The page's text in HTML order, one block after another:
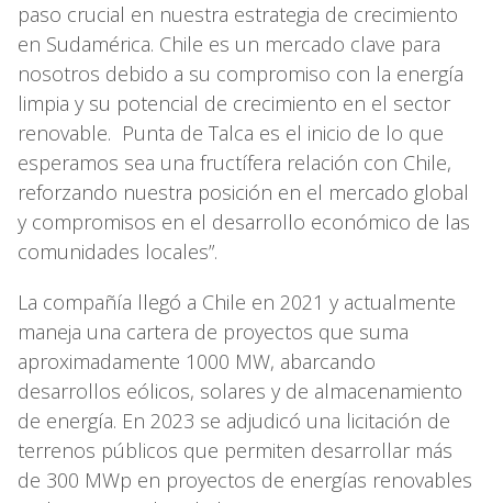
paso crucial en nuestra estrategia de crecimiento
en Sudamérica. Chile es un mercado clave para
nosotros debido a su compromiso con la energía
limpia y su potencial de crecimiento en el sector
renovable. Punta de Talca es el inicio de lo que
esperamos sea una fructífera relación con Chile,
reforzando nuestra posición en el mercado global
y compromisos en el desarrollo económico de las
comunidades locales”.
La compañía llegó a Chile en 2021 y actualmente
maneja una cartera de proyectos que suma
aproximadamente 1000 MW, abarcando
desarrollos eólicos, solares y de almacenamiento
de energía. En 2023 se adjudicó una licitación de
terrenos públicos que permiten desarrollar más
de 300 MWp en proyectos de energías renovables